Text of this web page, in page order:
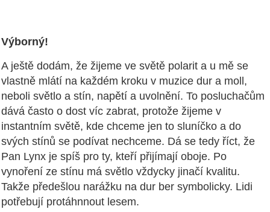
Výborný!
A ještě dodám, že žijeme ve světě polarit a u mě se
vlastně mlátí na každém kroku v muzice dur a moll,
neboli světlo a stín, napětí a uvolnění. To posluchačům
dává často o dost víc zabrat, protože žijeme v
instantním světě, kde chceme jen to sluníčko a do
svých stínů se podívat nechceme. Dá se tedy říct, že
Pan Lynx je spíš pro ty, kteří přijímají oboje. Po
vynoření ze stínu má světlo vždycky jinačí kvalitu.
Takže předešlou narážku na dur ber symbolicky. Lidi
potřebují protáhnnout lesem.